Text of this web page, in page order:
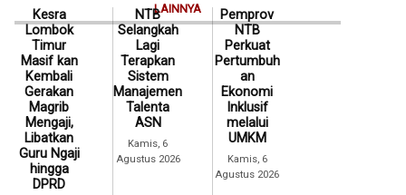
LAINNYA
Kesra
Lombok
Timur
Masif kan
Kembali
Gerakan
Magrib
Mengaji,
Libatkan
Guru Ngaji
hingga
DPRD
NTB
Selangkah
Lagi
Terapkan
Sistem
Manajemen
Talenta
ASN
Kamis, 6
Agustus 2026
Pemprov
NTB
Perkuat
Pertumbuh
an
Ekonomi
Inklusif
melalui
UMKM
Kamis, 6
Agustus 2026